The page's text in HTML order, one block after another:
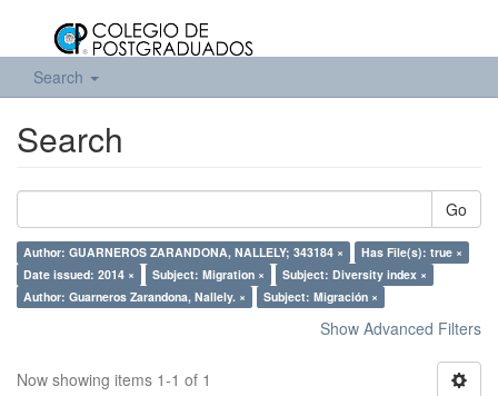
Search
Search
Go
Author: GUARNEROS ZARANDONA, NALLELY; 343184 ×
Has File(s): true ×
Date issued: 2014 ×
Subject: Migration ×
Subject: Diversity index ×
Author: Guarneros Zarandona, Nallely. ×
Subject: Migración ×
Show Advanced Filters
Now showing items 1-1 of 1